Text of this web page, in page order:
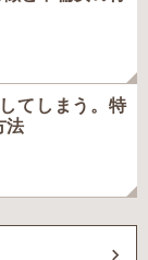
てしまう。特
法